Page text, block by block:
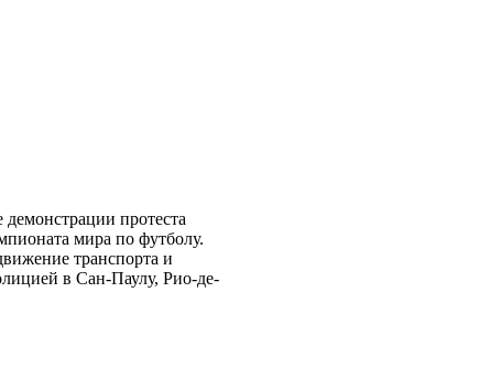
протеста
мира по футболу.
транспорта и
в Сан-Паулу, Рио-де-